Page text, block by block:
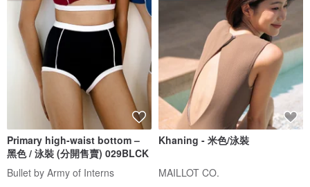
Primary high-waist bottom –
黑色 / 泳裝 (分開售賣) 029BLCK
Bullet by Army of Interns
Khaning - 米色/泳裝
MAILLOT CO.